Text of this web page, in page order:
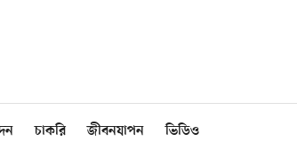
চাকরি জীবনযাপন ভিডিও